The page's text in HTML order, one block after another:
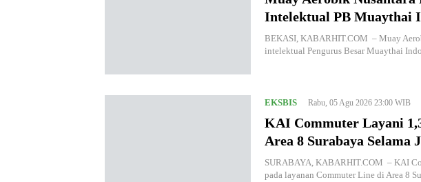
Intelektual PB Muaythai
BEKASI, KABARHIT.COM – Muay
intelektual Pengurus Besar Muaythai
EKSBIS Rabu, 05 Agu 2026 23:00 WIB
KAI Commuter Layani
Area 8 Surabaya Selama
SURABAYA, KABARHIT.COM – KAI
pada layanan Commuter Line di Area 8